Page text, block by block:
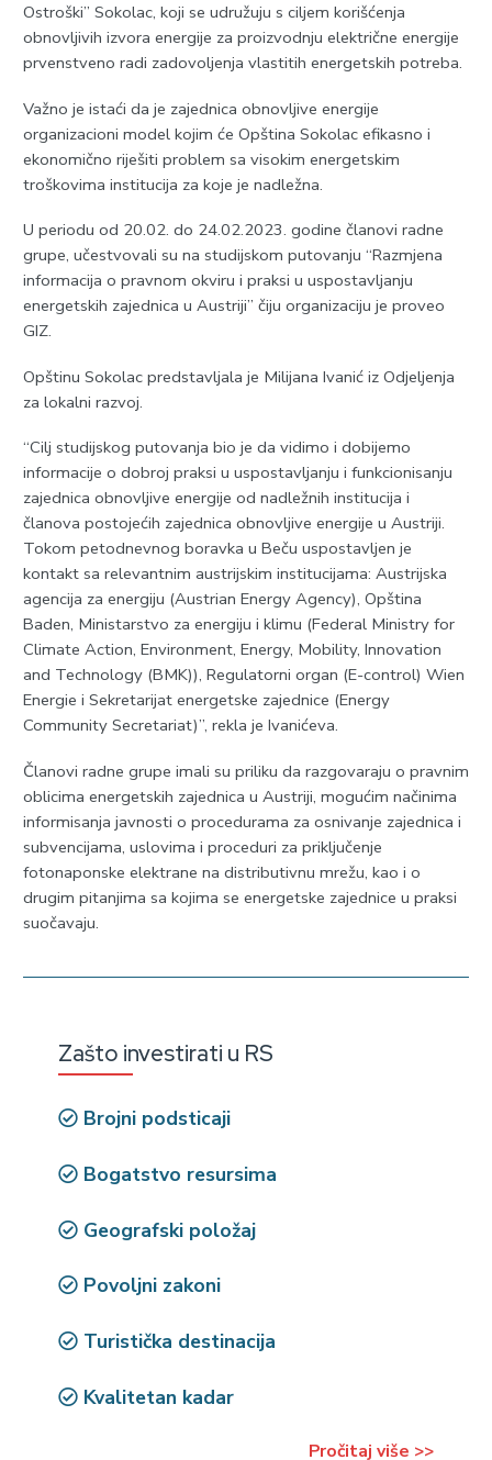
Ostroški” Sokolac, koji se udružuju s ciljem korišćenja
obnovljivih izvora energije za proizvodnju električne energije
prvenstveno radi zadovoljenja vlastitih energetskih potreba.
Važno je istaći da je zajednica obnovljive energije
organizacioni model kojim će Opština Sokolac efikasno i
ekonomično riješiti problem sa visokim energetskim
troškovima institucija za koje je nadležna.
U periodu od 20.02. do 24.02.2023. godine članovi radne
grupe, učestvovali su na studijskom putovanju “Razmjena
informacija o pravnom okviru i praksi u uspostavljanju
energetskih zajednica u Austriji” čiju organizaciju je proveo
GIZ.
Opštinu Sokolac predstavljala je Milijana Ivanić iz Odjeljenja
za lokalni razvoj.
“Cilj studijskog putovanja bio je da vidimo i dobijemo
informacije o dobroj praksi u uspostavljanju i funkcionisanju
zajednica obnovljive energije od nadležnih institucija i
članova postojećih zajednica obnovljive energije u Austriji.
Tokom petodnevnog boravka u Beču uspostavljen je
kontakt sa relevantnim austrijskim institucijama: Austrijska
agencija za energiju (Austrian Energy Agency), Opština
Baden, Ministarstvo za energiju i klimu (Federal Ministry for
Climate Action, Environment, Energy, Mobility, Innovation
and Technology (BMK)), Regulatorni organ (E-control) Wien
Energie i Sekretarijat energetske zajednice (Energy
Community Secretariat)”, rekla je Ivanićeva.
Članovi radne grupe imali su priliku da razgovaraju o pravnim
oblicima energetskih zajednica u Austriji, mogućim načinima
informisanja javnosti o procedurama za osnivanje zajednica i
subvencijama, uslovima i proceduri za priključenje
fotonaponske elektrane na distributivnu mrežu, kao i o
drugim pitanjima sa kojima se energetske zajednice u praksi
suočavaju.
Zašto investirati u RS
Brojni podsticaji
Bogatstvo resursima
Geografski položaj
Povoljni zakoni
Turistička destinacija
Kvalitetan kadar
Pročitaj više >>